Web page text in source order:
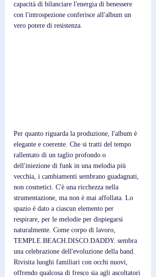
capacità di bilanciare l'energia di benessere
con l'introspezione conferisce all'album un
vero potere di resistenza.
Per quanto riguarda la produzione, l'album è
elegante e coerente. Che si tratti del tempo
rallentato di un taglio profondo o
dell'iniezione di funk in una melodia più
vecchia, i cambiamenti sembrano guadagnati,
non cosmetici. C'è una ricchezza nella
strumentazione, ma non è mai affollata. Lo
spazio è dato a ciascun elemento per
respirare, per le melodie per dispiegarsi
naturalmente. Come corpo di lavoro,
TEMPLE.BEACH.DISCO.DADDY. sembra
una celebrazione dell'evoluzione della band.
Rivisita luoghi familiari con occhi nuovi,
offrendo qualcosa di fresco sia agli ascoltatori